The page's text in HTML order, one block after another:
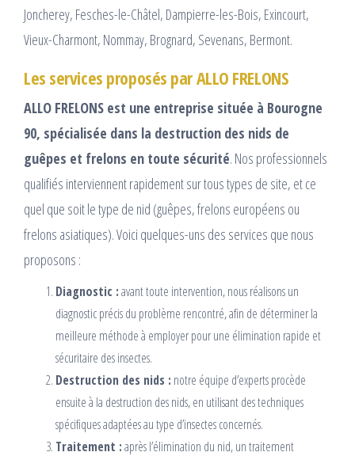
Joncherey, Fesches-le-Châtel, Dampierre-les-Bois, Exincourt,
Vieux-Charmont, Nommay, Brognard, Sevenans, Bermont.
Les services proposés par ALLO FRELONS
ALLO FRELONS est une entreprise située à Bourogne
90, spécialisée dans la destruction des nids de
guêpes et frelons en toute sécurité. Nos professionnels
qualifiés interviennent rapidement sur tous types de site, et ce
quel que soit le type de nid (guêpes, frelons européens ou
frelons asiatiques). Voici quelques-uns des services que nous
proposons :
Diagnostic :avant toute intervention, nous réalisons un
diagnostic précis du problème rencontré, afin de déterminer la
meilleure méthode à employer pour une élimination rapide et
sécuritaire des insectes.
Destruction des nids : notre équipe d’experts procède
ensuite à la destruction des nids, en utilisant des techniques
spécifiques adaptées au type d’insectes concernés.
Traitement :après l’élimination du nid, un traitement